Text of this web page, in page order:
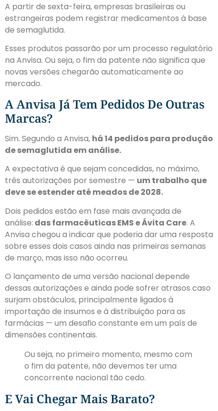
A partir de sexta-feira, empresas brasileiras ou
estrangeiras podem registrar medicamentos à base
de semaglutida.
Esses produtos passarão por um processo regulatório
na Anvisa. Ou seja, o fim da patente não significa que
novas versões chegarão automaticamente ao
mercado.
A Anvisa Já Tem Pedidos De Outras
Marcas?
Sim. Segundo a Anvisa, há 14 pedidos para produção
de semaglutida em análise.
A expectativa é que sejam concedidas, no máximo,
três autorizações por semestre — um trabalho que
deve se estender até meados de 2028.
Dois pedidos estão em fase mais avançada de
análise: das farmacêuticas EMS e Ávita Care. A
Anvisa chegou a indicar que poderia dar uma resposta
sobre esses dois casos ainda nas primeiras semanas
de março, mas isso não ocorreu.
O lançamento de uma versão nacional depende
dessas autorizações e ainda pode sofrer atrasos caso
surjam obstáculos, principalmente ligados à
importação de insumos e à distribuição para as
farmácias — um desafio constante em um país de
dimensões continentais.
Ou seja, no primeiro momento, mesmo com
o fim da patente, não devemos ter uma
concorrente nacional tão cedo.
E Vai Chegar Mais Barato?